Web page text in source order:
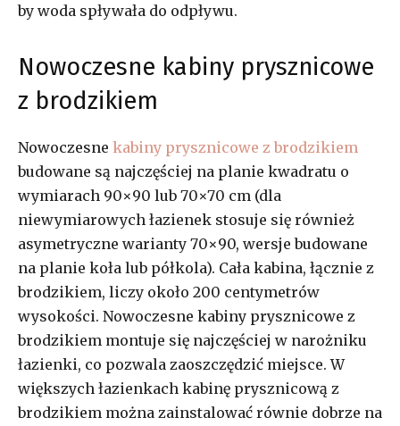
by woda spływała do odpływu.
Nowoczesne kabiny prysznicowe
z brodzikiem
Nowoczesne kabiny prysznicowe z brodzikiem
budowane są najczęściej na planie kwadratu o
wymiarach 90×90 lub 70×70 cm (dla
niewymiarowych łazienek stosuje się również
asymetryczne warianty 70×90, wersje budowane
na planie koła lub półkola). Cała kabina, łącznie z
brodzikiem, liczy około 200 centymetrów
wysokości. Nowoczesne kabiny prysznicowe z
brodzikiem montuje się najczęściej w narożniku
łazienki, co pozwala zaoszczędzić miejsce. W
większych łazienkach kabinę prysznicową z
brodzikiem można zainstalować równie dobrze na